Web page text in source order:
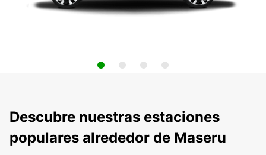
Descubre nuestras estaciones
populares alrededor de Maseru